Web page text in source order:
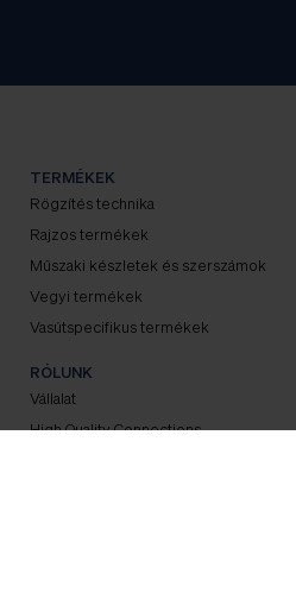
TERMÉKEK
Rögzítés technika
Rajzos termékek
Műszaki készletek és szerszámok
Vegyi termékek
Vasútspecifikus termékek
RÓLUNK
Vállalat
High Quality Connections